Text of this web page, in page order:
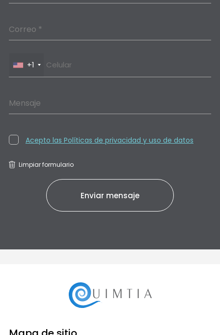
Correo *
+1
Mensaje
Acepto las Políticas de privacidad y uso de datos
Limpiar formulario